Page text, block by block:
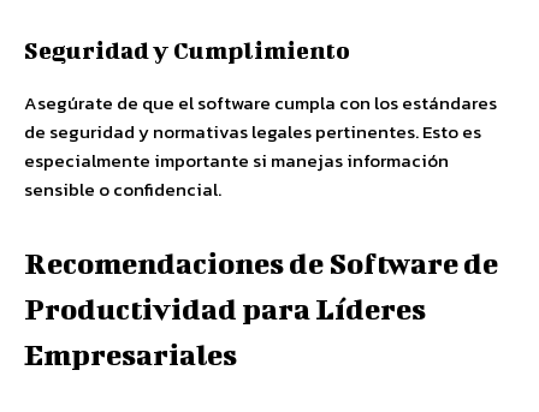
Seguridad y Cumplimiento
Asegúrate de que el software cumpla con los estándares
de seguridad y normativas legales pertinentes. Esto es
especialmente importante si manejas información
sensible o confidencial.
Recomendaciones de Software de
Productividad para Líderes
Empresariales